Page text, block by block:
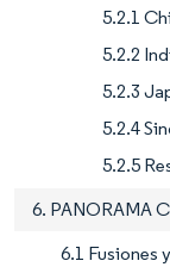
5.2.1
5.2.2
5.2.3
5.2.4
5.2.5
6. PANORAMA
6.1 Fusiones